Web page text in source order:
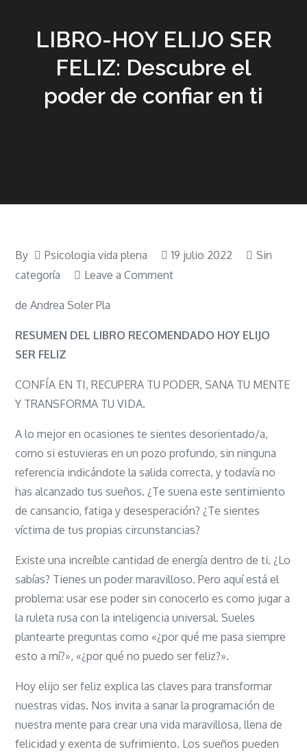
LIBRO-HOY ELIJO SER
FELIZ: Descubre el
poder de confiar en ti
By Psicologia vida plena 19 julio 2022
Sin
categoría
Leave a Commenton
ELIJO
Descubre
poder
confiar
de Andrea Soler Pla
RESUMEN DEL LIBRO RECOMENDADO HOY ELIJO
SER FELIZ
CONFÍA EN TI, RECUPERA TU PODER, SANA TU MENTE
Y TRANSFORMA TU VIDA.
A lo mejor en ocasiones te sientes desorientado/a,
como si estuvieras en un pozo profundo, sin ninguna
referencia indicándote la salida correcta, y todavía no
has alcanzado tus sueños. ¿Te suena este sentimiento
de cansancio, fatiga y desesperación? ¿Te sientes
víctima de tus propias circunstancias?
Existe una increíble cantidad de energía dentro de ti. ¿Lo
sabías? Tienes un poder maravilloso. Pero aquí está el
problema: usar ese poder sin conocerlo es como jugar a
la ruleta rusa con la inteligencia universal. Sueles
plantearte preguntas como «¿por qué me pasa siempre
esto a mí?», «¿por qué no puedo ser feliz?».
Hoy elijo ser feliz explica las claves para transformar
nuestras vidas. Nos invita a sanar la programación de
nuestra mente para crear una vida maravillosa, llena de
felicidad y exenta de sufrimiento. Los sueños pueden